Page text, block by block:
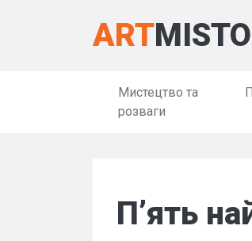
ARTMISTO
Мистецтво та
розваги
П’ять